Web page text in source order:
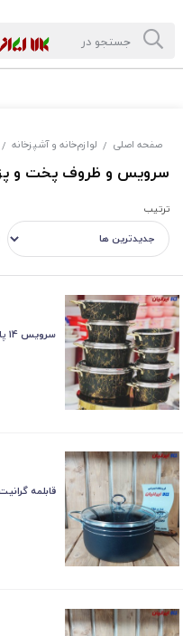
صفحه اصلی / لوازم‌خانه و آشپزخانه /
سرویس و ظروف پخت و
ترتیب
سرویس 14 پارچه فورج دسته طلایی گرانیت ماربل
قابلمه گرانیت سایز